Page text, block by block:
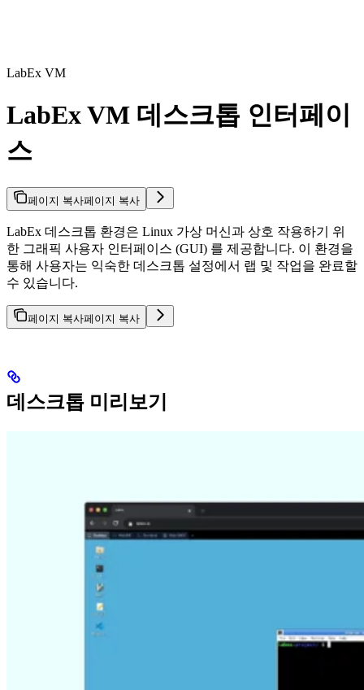
LabEx VM
LabEx VM 데스크톱 인터페이
스
페이지 복사페이지 복사
LabEx 데스크톱 환경은 Linux 가상 머신과 상호 작용하기 위
한 그래픽 사용자 인터페이스 (GUI) 를 제공합니다. 이 환경을
통해 사용자는 익숙한 데스크톱 설정에서 랩 및 작업을 완료할
수 있습니다.
페이지 복사페이지 복사
데스크톱 미리보기